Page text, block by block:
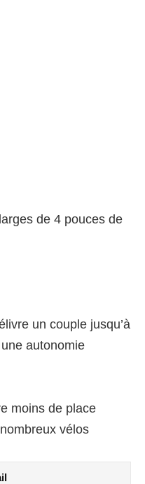
de 4 pouces de
un couple jusqu’à
autonomie
moins de place
vélos